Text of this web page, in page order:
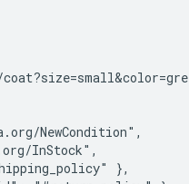
NewCondition",
InStock",
},